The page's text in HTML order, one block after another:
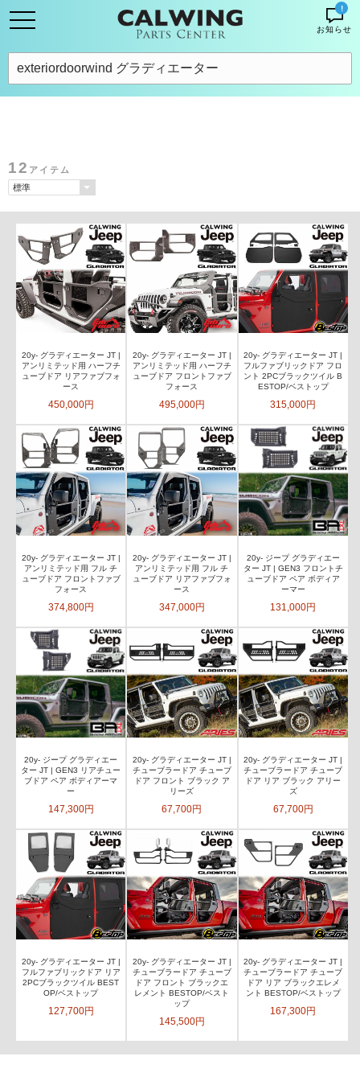
!
お知らせ
12 アイテム
20y- グラディエーター JT |
アンリミテッド用 ハーフチ
ューブドア リアファブフォ
ース
450,000円
20y- グラディエーター JT |
アンリミテッド用 ハーフチ
ューブドア フロントファブ
フォース
495,000円
20y- グラディエーター JT |
フルファブリックドア フロ
ント 2PCブラックツイル B
ESTOP/ベストップ
315,000円
20y- グラディエーター JT |
アンリミテッド用 フル チ
ューブドア フロントファブ
フォース
374,800円
20y- グラディエーター JT |
アンリミテッド用 フル チ
ューブドア リアファブフォ
ース
347,000円
20y- ジープ グラディエー
ター JT | GEN3 フロントチ
ューブドア ペア ボディア
ーマー
131,000円
20y- ジープ グラディエー
ター JT | GEN3 リアチュー
ブドア ペア ボディアーマ
ー
147,300円
20y- グラディエーター JT |
チューブラードア チューブ
ドア フロント ブラック ア
リーズ
67,700円
20y- グラディエーター JT |
チューブラードア チューブ
ドア リア ブラック アリー
ズ
67,700円
20y- グラディエーター JT |
フルファブリックドア リア
2PCブラックツイル BEST
OP/ベストップ
127,700円
20y- グラディエーター JT |
チューブラードア チューブ
ドア フロント ブラックエ
レメント BESTOP/ベスト
ップ
145,500円
20y- グラディエーター JT |
チューブラードア チューブ
ドア リア ブラックエレメ
ント BESTOP/ベストップ
167,300円